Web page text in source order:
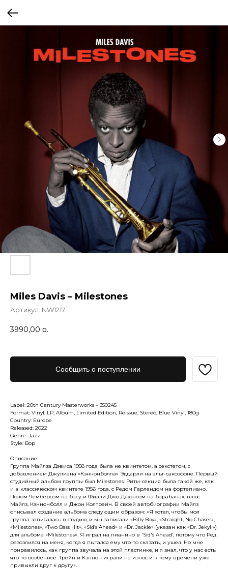
Miles Davis – Milestones
Артикул: NW1217
3990,00 р.
Сообщить о поступлении
Label: 20th Century Masterworks – 350245
Format: Vinyl, LP, Album, Limited Edition, Reissue, Stereo, Blue Vinyl, 180g
Country: Europe
Released: 2022
Genre: Jazz
Style: Bop
Описание:
Группа Майлза Дэвиса 1958 года была не квинтетом, а секстетом, с
добавлением Джулиана «Кэннонболла» Эддерли на альт-саксофоне. Первый
студийный альбом группы был Milestones. Ритм-секция была такой же, как
и в классическом квинтете 1956 года, с Редом Гарлендом на фортепиано,
Полом Чемберсом на басу и Филли Джо Джонсом на барабанах, плюс
Майлз, Кэннонболл и Джон Колтрейн. В своей автобиографии Майлз
описывал создание альбома следующим образом: «Я хотел, чтобы моя
группа записалась в студию, и мы записали «Billy Boy», «Straight, No Chaser»,
«Milestones», «Two Bass Hit», «Sid’s Ahead» и «Dr. Jackle» (указан как «Dr. Jekyll»)
для альбома «Milestones». Я играл на пианино в 'Sid's Ahead', потому что Ред
разозлился на меня, когда я пытался ему что-то сказать, и ушел. Но мне
понравилось, как группа звучала на этой пластинке, и я знал, что у нас есть
что-то особенное. Трейн и Кэннон играли на износ и к тому времени уже
привыкли друг к другу».